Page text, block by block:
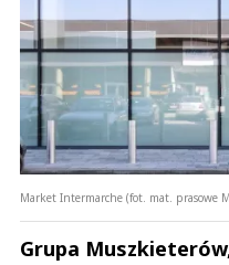
Market Intermarche (fot. mat. prasowe
Grupa